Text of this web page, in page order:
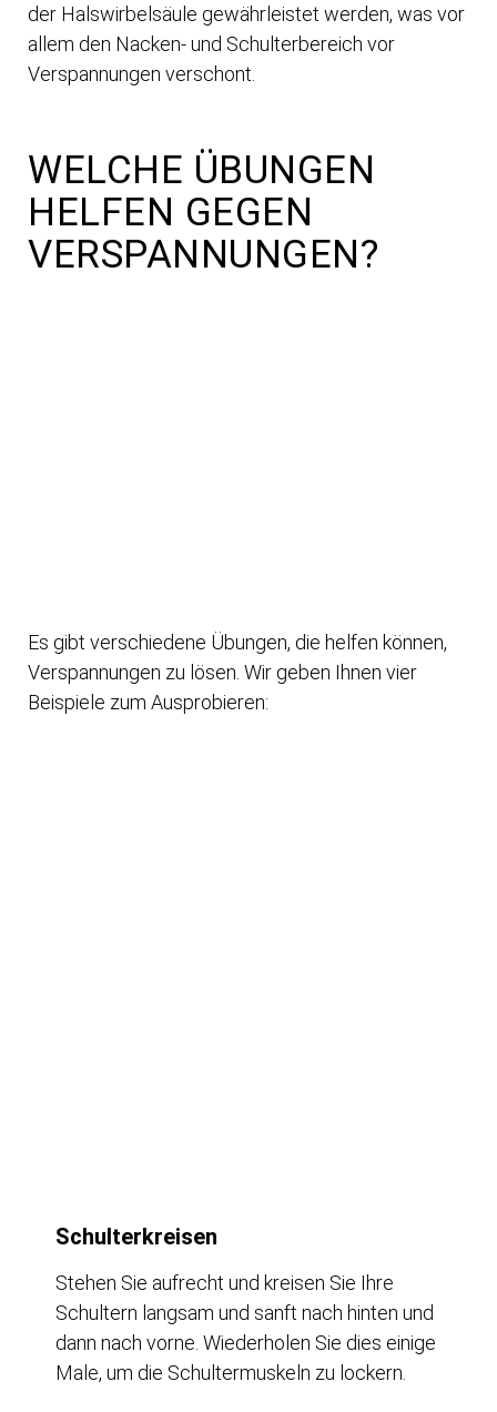
der Halswirbelsäule gewährleistet werden, was vor
allem den Nacken- und Schulterbereich vor
Verspannungen verschont.
WELCHE ÜBUNGEN
HELFEN GEGEN
VERSPANNUNGEN?
Es gibt verschiedene Übungen, die helfen können,
Verspannungen zu lösen. Wir geben Ihnen vier
Beispiele zum Ausprobieren:
Schulterkreisen
Stehen Sie aufrecht und kreisen Sie Ihre
Schultern langsam und sanft nach hinten und
dann nach vorne. Wiederholen Sie dies einige
Male, um die Schultermuskeln zu lockern.